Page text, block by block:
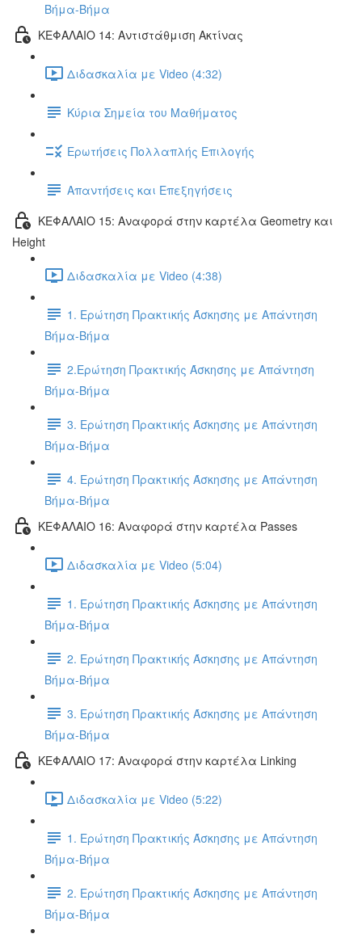
Βήμα-Βήμα
ΚΕΦΑΛΑΙΟ 14: Αντιστάθμιση Ακτίνας
Διδασκαλία με Video (4:32)
Κύρια Σημεία του Μαθήματος
Ερωτήσεις Πολλαπλής Επιλογής
Απαντήσεις και Επεξηγήσεις
ΚΕΦΑΛΑΙΟ 15: Αναφορά στην καρτέλα Geometry και
Height
Διδασκαλία με Video (4:38)
1. Ερώτηση Πρακτικής Άσκησης με Απάντηση
Βήμα-Βήμα
2.Ερώτηση Πρακτικής Άσκησης με Απάντηση
Βήμα-Βήμα
3. Ερώτηση Πρακτικής Άσκησης με Απάντηση
Βήμα-Βήμα
4. Ερώτηση Πρακτικής Άσκησης με Απάντηση
Βήμα-Βήμα
ΚΕΦΑΛΑΙΟ 16: Αναφορά στην καρτέλα Passes
Διδασκαλία με Video (5:04)
1. Ερώτηση Πρακτικής Άσκησης με Απάντηση
Βήμα-Βήμα
2. Ερώτηση Πρακτικής Άσκησης με Απάντηση
Βήμα-Βήμα
3. Ερώτηση Πρακτικής Άσκησης με Απάντηση
Βήμα-Βήμα
ΚΕΦΑΛΑΙΟ 17: Αναφορά στην καρτέλα Linking
Διδασκαλία με Video (5:22)
1. Ερώτηση Πρακτικής Άσκησης με Απάντηση
Βήμα-Βήμα
2. Ερώτηση Πρακτικής Άσκησης με Απάντηση
Βήμα-Βήμα